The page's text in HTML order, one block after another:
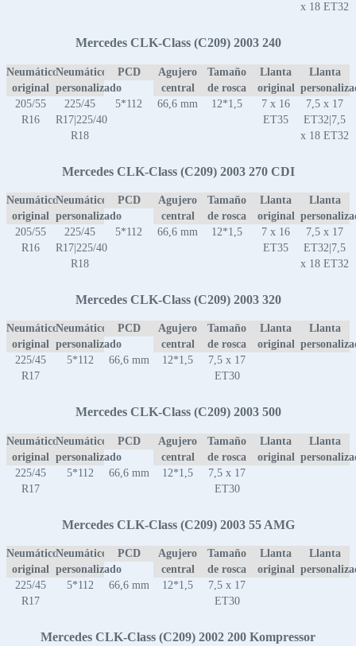
x 18 ET32
Mercedes CLK-Class (C209) 2003 240
Neumático
original
Neumático
personalizado
PCD
Agujero
central
Tamaño
de rosca
Llanta
original
Llanta
205/55
R16
225/45
R17|225/40
R18
5*112 66,6 mm 12*1,5
7 x 16
ET35
7,5 x 17
ET32|7,5
x 18 ET32
Mercedes CLK-Class (C209) 2003 270 CDI
Neumático
original
Neumático
personalizado
PCD
Agujero
central
Tamaño
de rosca
Llanta
original
Llanta
205/55
R16
225/45
R17|225/40
R18
5*112 66,6 mm 12*1,5
7 x 16
ET35
7,5 x 17
ET32|7,5
x 18 ET32
Mercedes CLK-Class (C209) 2003 320
Neumático
original
Neumático
personalizado
PCD
Agujero
central
Tamaño
de rosca
Llanta
original
Llanta
225/45
R17
5*112 66,6 mm 12*1,5
7,5 x 17
ET30
Mercedes CLK-Class (C209) 2003 500
Neumático
original
Neumático
personalizado
PCD
Agujero
central
Tamaño
de rosca
Llanta
original
Llanta
225/45
R17
5*112 66,6 mm 12*1,5
7,5 x 17
ET30
Mercedes CLK-Class (C209) 2003 55 AMG
Neumático
original
Neumático
personalizado
PCD
Agujero
central
Tamaño
de rosca
Llanta
original
Llanta
225/45
R17
5*112 66,6 mm 12*1,5
7,5 x 17
ET30
Mercedes CLK-Class (C209) 2002 200 Kompressor